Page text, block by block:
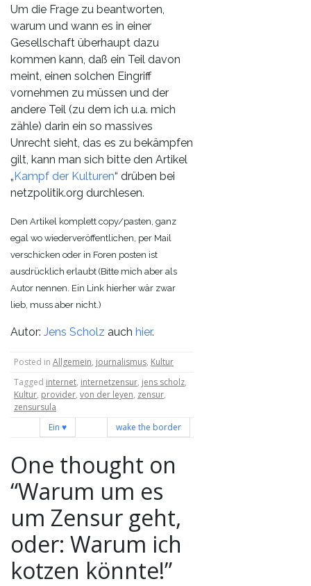
Um die Frage zu beantworten,
warum und wann es in einer
Gesellschaft überhaupt dazu
kommen kann, daß ein Teil davon
meint, einen solchen Eingriff
vornehmen zu müssen und der
andere Teil (zu dem ich u.a. mich
zähle) darin ein so massives
Unrecht sieht, das es zu bekämpfen
gilt, kann man sich bitte den Artikel
„Kampf der Kulturen“ drüben bei
netzpolitik.org durchlesen.
Den Artikel komplett copy/pasten, ganz
egal wo wiederveröffentlichen, per Mail
verschicken oder in Foren posten ist
ausdrücklich erlaubt (Bitte mich aber als
Autor nennen. Ein Link hierher wär zwar
lieb, muss aber nicht.)
Autor: Jens Scholz auch hier.
Posted in Allgemein, journalismus, Kultur
Tagged internet, internetzensur, jens scholz,
Kultur, provider, von der leyen, zensur,
zensursula
Beitragsnavigation
Ein ♥ wake the border
One thought on
“Warum um es
um Zensur geht,
oder: Warum ich
kotzen könnte!”